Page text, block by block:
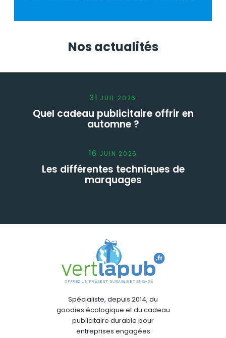
Nos actualités
31 JUIL 2026
Quel cadeau publicitaire offrir en
automne ?
16 JUIN 2026
Les différentes techniques de
marquages
Spécialiste, depuis 2014, du
goodies écologique et du cadeau
publicitaire durable pour
entreprises engagées